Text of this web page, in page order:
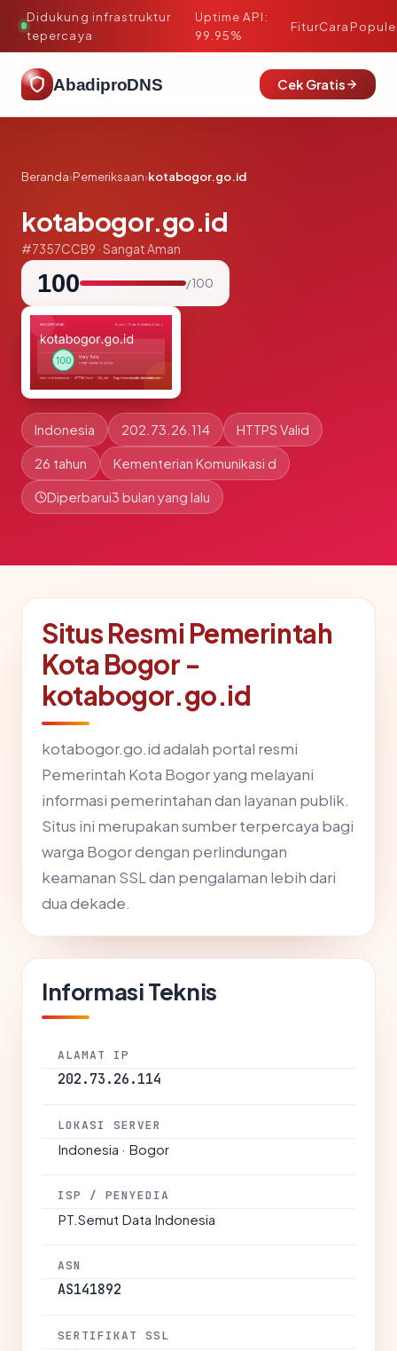
Didukung infrastruktur
tepercaya
·
Uptime API:
99.95%
FiturCara
AbadiproDNS Cek Gratis
Beranda›Pemeriksaan›kotabogor.go.id
kotabogor.go.id
#7357CCB9 · Sangat Aman
100 / 100
Indonesia 202.73.26.114 HTTPS Valid
26 tahun Kementerian Komunikasi d
Diperbarui3 bulan yang lalu
Situs Resmi Pemerintah
Kota Bogor -
kotabogor.go.id
kotabogor.go.id adalah portal resmi
Pemerintah Kota Bogor yang melayani
informasi pemerintahan dan layanan publik.
Situs ini merupakan sumber terpercaya bagi
warga Bogor dengan perlindungan
keamanan SSL dan pengalaman lebih dari
dua dekade.
Informasi Teknis
ALAMAT IP
202.73.26.114
LOKASI SERVER
Indonesia · Bogor
ISP / PENYEDIA
PT.Semut Data Indonesia
ASN
AS141892
SERTIFIKAT SSL